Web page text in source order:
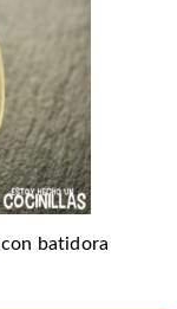
con batidora